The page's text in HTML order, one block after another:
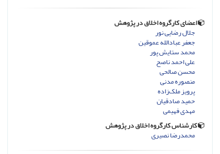
اعضای کارگروه اخلاق در پژوهش
جلال رضایی نور
جعفر عبادالله عموقین
محمد ستایش پور
علی احمد ناصح
محسن صالحی
منصوره مدنی
پرویز ملک‌زاده
حمید صادقیان
مهدی فهیمی
کارشناس کارگروه اخلاق در پژوهش
محمدرضا نصیری